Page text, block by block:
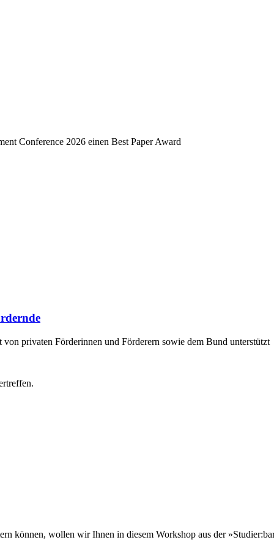
Conference 2026 einen Best Paper Award
privaten Förderinnen und Förderern sowie dem Bund unterstützt
können, wollen wir Ihnen in diesem Workshop aus der